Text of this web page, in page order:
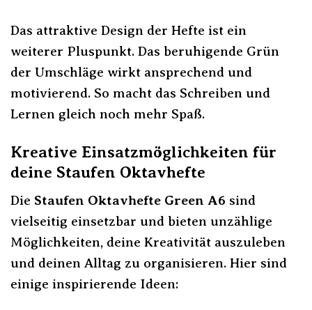
Das attraktive Design der Hefte ist ein
weiterer Pluspunkt. Das beruhigende Grün
der Umschläge wirkt ansprechend und
motivierend. So macht das Schreiben und
Lernen gleich noch mehr Spaß.
Kreative Einsatzmöglichkeiten für
deine Staufen Oktavhefte
Die Staufen Oktavhefte Green A6 sind
vielseitig einsetzbar und bieten unzählige
Möglichkeiten, deine Kreativität auszuleben
und deinen Alltag zu organisieren. Hier sind
einige inspirierende Ideen: